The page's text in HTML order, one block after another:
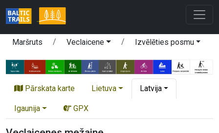
Maršruts Veclaicene Izvēlēties posmu
Pārskata karte Lietuva Latvija
Igaunija GPX